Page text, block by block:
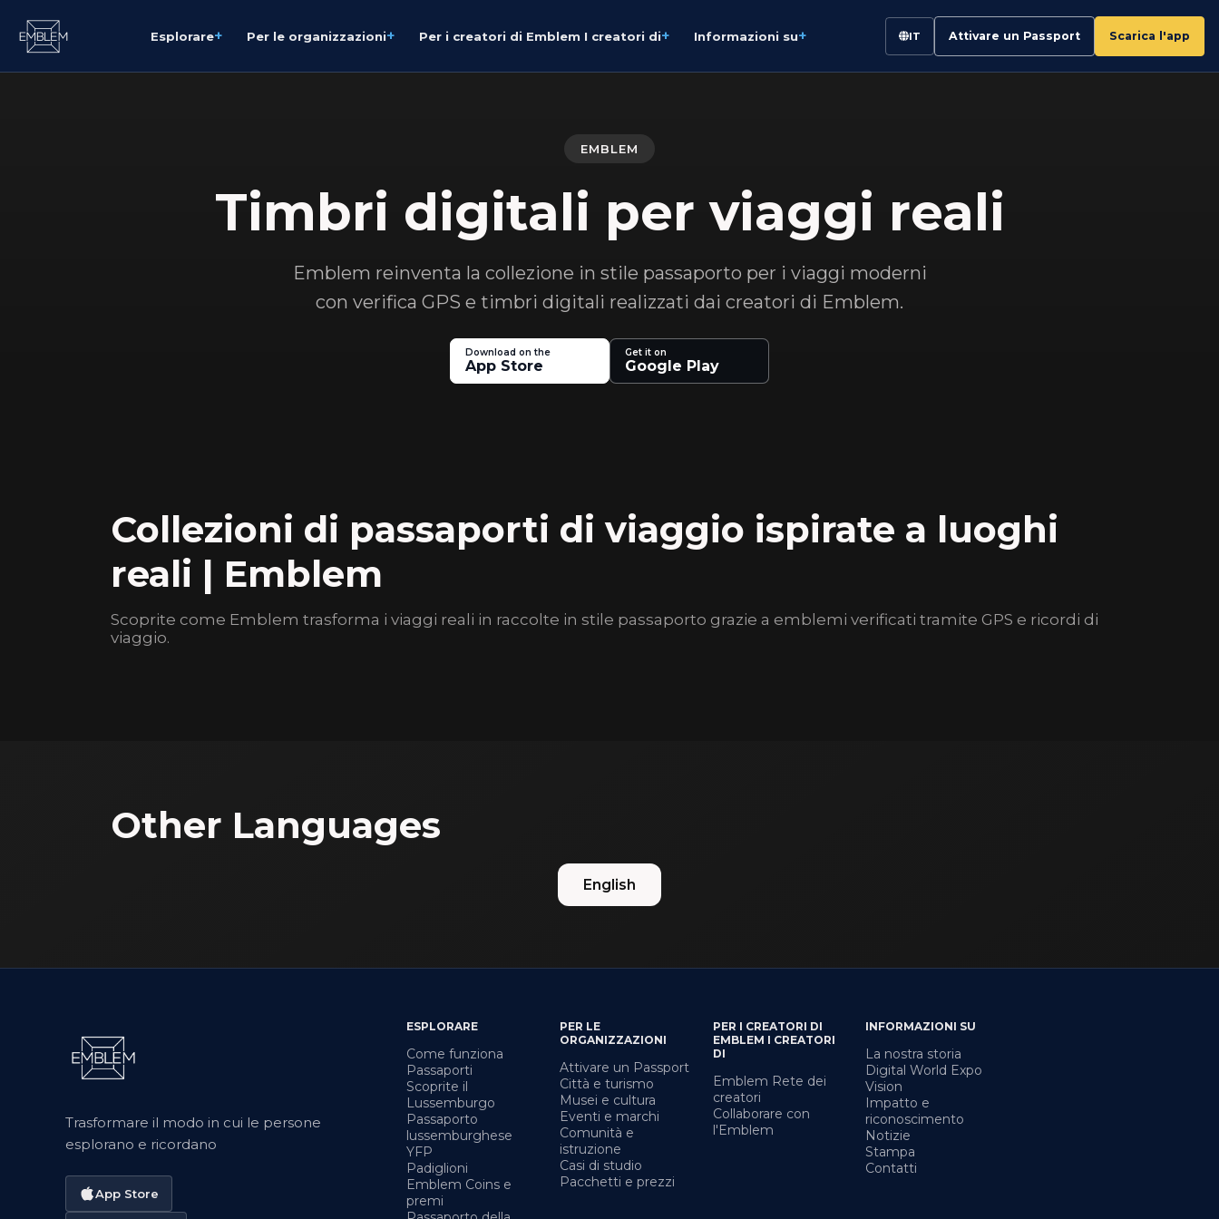
Esplorare+ Per le organizzazioni+ Per i creatori di Emblem I creatori di+ Informazioni su+ IT Attivare un Passport Scarica l'app
EMBLEM
Timbri digitali per viaggi reali
Emblem reinventa la collezione in stile passaporto per i viaggi moderni
con verifica GPS e timbri digitali realizzati dai creatori di Emblem.
Download on the
App Store
Get it on
Google Play
Collezioni di passaporti di viaggio ispirate a luoghi
reali | Emblem
Scoprite come Emblem trasforma i viaggi reali in raccolte in stile passaporto grazie a emblemi verificati tramite GPS e ricordi di
viaggio.
Other Languages
English
Trasformare il modo in cui le persone
esplorano e ricordano
App Store
ESPLORARE
Come funziona
Passaporti
Scoprite il
Lussemburgo
Passaporto
lussemburghese
YFP
Padiglioni
Emblem Coins e
premi
PER LE
ORGANIZZAZIONI
Attivare un Passport
Città e turismo
Musei e cultura
Eventi e marchi
Comunità e
istruzione
Casi di studio
Pacchetti e prezzi
PER I CREATORI DI
EMBLEM I CREATORI
DI
Emblem Rete dei
creatori
Collaborare con
l'Emblem
INFORMAZIONI SU
La nostra storia
Digital World Expo
Vision
Impatto e
riconoscimento
Notizie
Stampa
Contatti